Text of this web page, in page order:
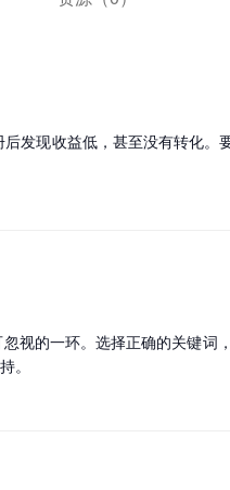
发现收益低，甚至没有转化。
视的一环。选择正确的关键词
。